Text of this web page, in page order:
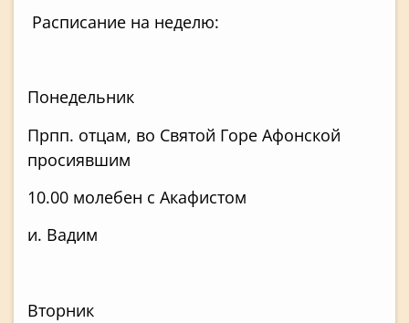
Расписание на неделю:
Понедельник
Прпп. отцам, во Святой Горе Афонской
просиявшим
10.00 молебен с Акафистом
и. Вадим
Вторник